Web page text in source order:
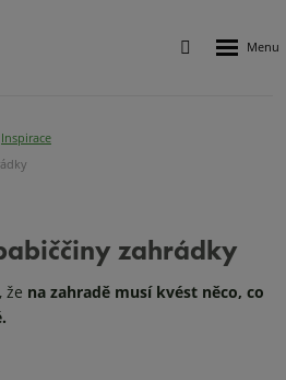
Vyhledávání
Inspirace
zahrádky
že na zahradě musí kvést něco, co